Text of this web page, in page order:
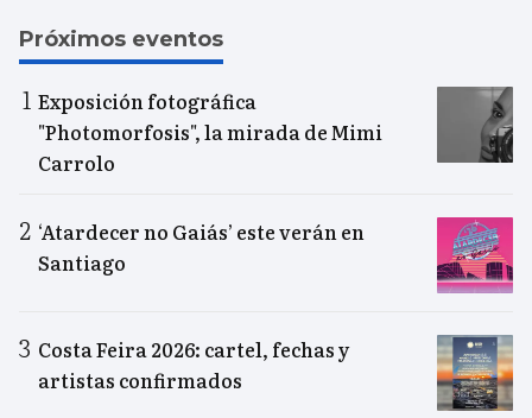
Próximos eventos
Exposición fotográfica
"Photomorfosis", la mirada de Mimi
Carrolo
‘Atardecer no Gaiás’ este verán en
Santiago
Costa Feira 2026: cartel, fechas y
artistas confirmados